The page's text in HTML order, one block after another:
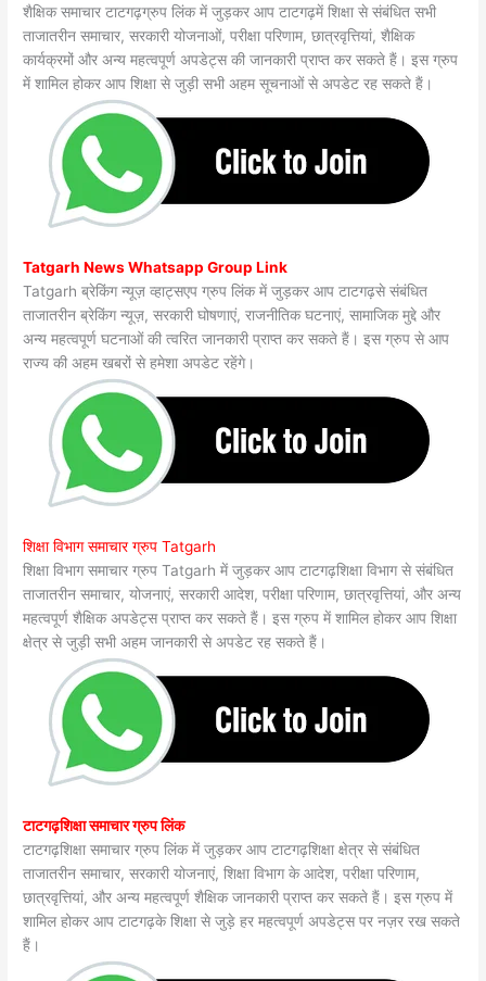
शैक्षिक समाचार टाटगढ़ग्रुप लिंक में जुड़कर आप टाटगढ़में शिक्षा से संबंधित सभी
ताजातरीन समाचार, सरकारी योजनाओं, परीक्षा परिणाम, छात्रवृत्तियां, शैक्षिक
कार्यक्रमों और अन्य महत्वपूर्ण अपडेट्स की जानकारी प्राप्त कर सकते हैं। इस ग्रुप
में शामिल होकर आप शिक्षा से जुड़ी सभी अहम सूचनाओं से अपडेट रह सकते हैं।
Tatgarh News Whatsapp Group Link
Tatgarh ब्रेकिंग न्यूज़ व्हाट्सएप ग्रुप लिंक में जुड़कर आप टाटगढ़से संबंधित
ताजातरीन ब्रेकिंग न्यूज़, सरकारी घोषणाएं, राजनीतिक घटनाएं, सामाजिक मुद्दे और
अन्य महत्वपूर्ण घटनाओं की त्वरित जानकारी प्राप्त कर सकते हैं। इस ग्रुप से आप
राज्य की अहम खबरों से हमेशा अपडेट रहेंगे।
शिक्षा विभाग समाचार ग्रुप Tatgarh
शिक्षा विभाग समाचार ग्रुप Tatgarh में जुड़कर आप टाटगढ़शिक्षा विभाग से संबंधित
ताजातरीन समाचार, योजनाएं, सरकारी आदेश, परीक्षा परिणाम, छात्रवृत्तियां, और अन्य
महत्वपूर्ण शैक्षिक अपडेट्स प्राप्त कर सकते हैं। इस ग्रुप में शामिल होकर आप शिक्षा
क्षेत्र से जुड़ी सभी अहम जानकारी से अपडेट रह सकते हैं।
टाटगढ़शिक्षा समाचार ग्रुप लिंक
टाटगढ़शिक्षा समाचार ग्रुप लिंक में जुड़कर आप टाटगढ़शिक्षा क्षेत्र से संबंधित
ताजातरीन समाचार, सरकारी योजनाएं, शिक्षा विभाग के आदेश, परीक्षा परिणाम,
छात्रवृत्तियां, और अन्य महत्वपूर्ण शैक्षिक जानकारी प्राप्त कर सकते हैं। इस ग्रुप में
शामिल होकर आप टाटगढ़के शिक्षा से जुड़े हर महत्वपूर्ण अपडेट्स पर नज़र रख सकते
हैं।